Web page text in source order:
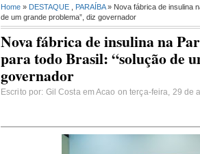
Home » DESTAQUE PARAÍBA» Nova fábrica de insulina
de um grande problema”, diz governador
Nova fábrica de insulina na
para todo Brasil: “solução de
governador
Escrito por: Gil Costa em Acao on terça-feira, 29 de